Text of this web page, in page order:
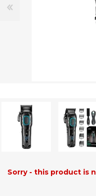
Sorry - this product is